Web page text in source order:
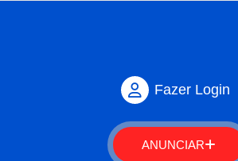
Fazer Login
ANUNCIAR